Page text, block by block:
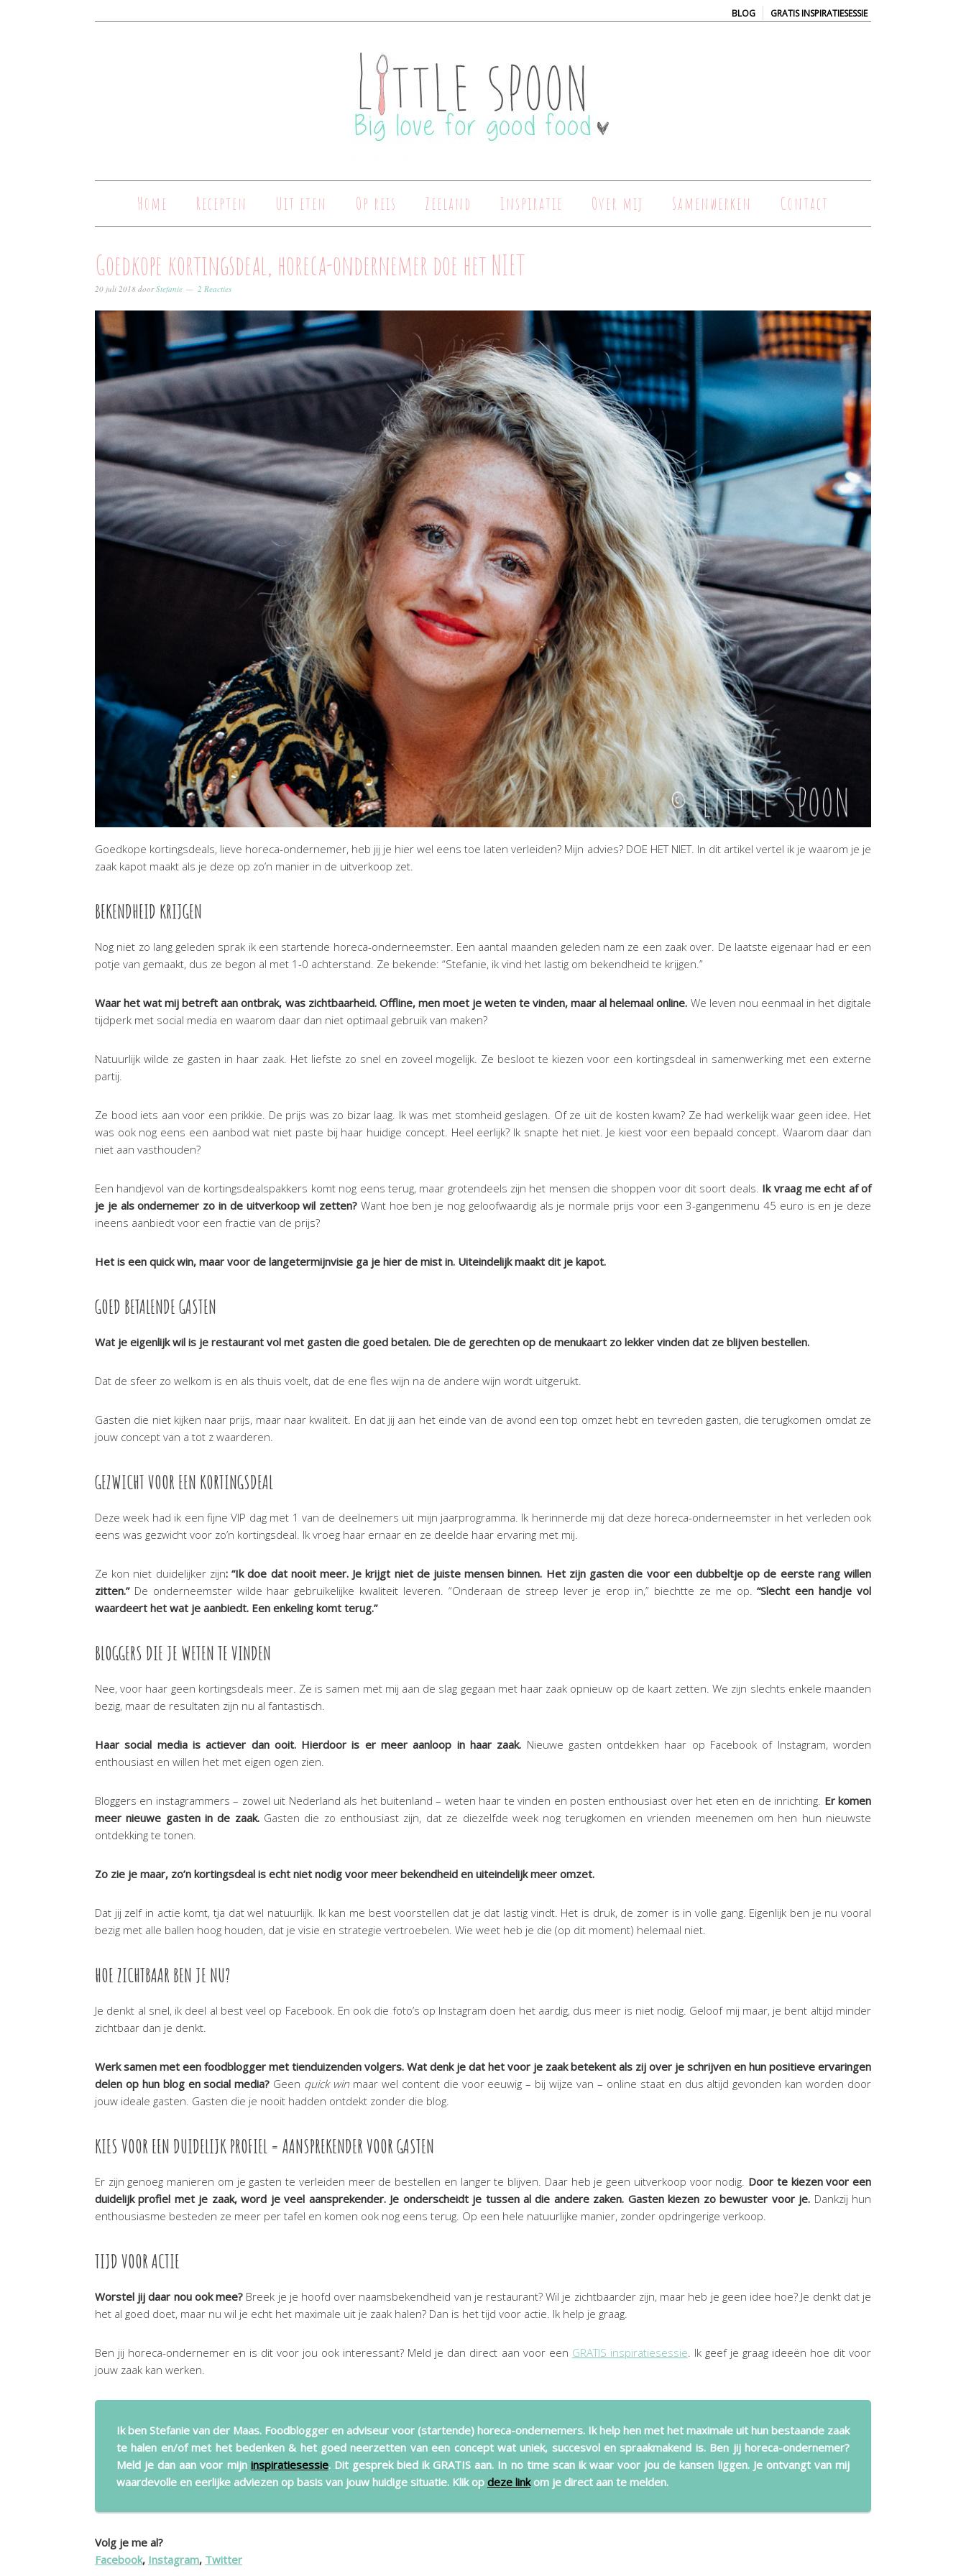
BLOG | GRATIS INSPIRATIESESSIE
Home Recepten Uit eten Op reis Zeeland Inspiratie Over mij Samenwerken Contact
Goedkope kortingsdeal, horeca-ondernemer doe het NIET
20 juli 2018 doorStefanie 2 Reacties
Goedkope kortingsdeals, lieve horeca-ondernemer, heb jij je hier wel eens toe laten verleiden? Mijn advies? DOE HET NIET. In dit artikel vertel ik je waarom je je
zaak kapot maakt als je deze op zo’n manier in de uitverkoop zet.
BEKENDHEID KRIJGEN
Nog niet zo lang geleden sprak ik een startende horeca-onderneemster. Een aantal maanden geleden nam ze een zaak over. De laatste eigenaar had er een
potje van gemaakt, dus ze begon al met 1-0 achterstand. Ze bekende: “Stefanie, ik vind het lastig om bekendheid te krijgen.”
Waar het wat mij betreft aan ontbrak, was zichtbaarheid. Offline, men moet je weten te vinden, maar al helemaal online. We leven nou eenmaal in het digitale
tijdperk met social media en waarom daar dan niet optimaal gebruik van maken?
Natuurlijk wilde ze gasten in haar zaak. Het liefste zo snel en zoveel mogelijk. Ze besloot te kiezen voor een kortingsdeal in samenwerking met een externe
partij.
Ze bood iets aan voor een prikkie. De prijs was zo bizar laag. Ik was met stomheid geslagen. Of ze uit de kosten kwam? Ze had werkelijk waar geen idee. Het
was ook nog eens een aanbod wat niet paste bij haar huidige concept. Heel eerlijk? Ik snapte het niet. Je kiest voor een bepaald concept. Waarom daar dan
niet aan vasthouden?
Een handjevol van de kortingsdealspakkers komt nog eens terug, maar grotendeels zijn het mensen die shoppen voor dit soort deals. Ik vraag me echt af of
je je als ondernemer zo in de uitverkoop wil zetten? Want hoe ben je nog geloofwaardig als je normale prijs voor een 3-gangenmenu 45 euro is en je deze
ineens aanbiedt voor een fractie van de prijs?
Het is een quick win, maar voor de langetermijnvisie ga je hier de mist in. Uiteindelijk maakt dit je kapot.
GOED BETALENDE GASTEN
Wat je eigenlijk wil is je restaurant vol met gasten die goed betalen. Die de gerechten op de menukaart zo lekker vinden dat ze blijven bestellen.
Dat de sfeer zo welkom is en als thuis voelt, dat de ene fles wijn na de andere wijn wordt uitgerukt.
Gasten die niet kijken naar prijs, maar naar kwaliteit. En dat jij aan het einde van de avond een top omzet hebt en tevreden gasten, die terugkomen omdat ze
jouw concept van a tot z waarderen.
GEZWICHT VOOR EEN KORTINGSDEAL
Deze week had ik een fijne VIP dag met 1 van de deelnemers uit mijn jaarprogramma. Ik herinnerde mij dat deze horeca-onderneemster in het verleden ook
eens was gezwicht voor zo’n kortingsdeal. Ik vroeg haar ernaar en ze deelde haar ervaring met mij.
Ze kon niet duidelijker zijn: “Ik doe dat nooit meer. Je krijgt niet de juiste mensen binnen. Het zijn gasten die voor een dubbeltje op de eerste rang willen
zitten.”De onderneemster wilde haar gebruikelijke kwaliteit leveren. “Onderaan de streep lever je erop in,” biechtte ze me op. “Slecht een handje vol
waardeert het wat je aanbiedt. Een enkeling komt terug.”
BLOGGERS DIE JE WETEN TE VINDEN
Nee, voor haar geen kortingsdeals meer. Ze is samen met mij aan de slag gegaan met haar zaak opnieuw op de kaart zetten. We zijn slechts enkele maanden
bezig, maar de resultaten zijn nu al fantastisch.
Haar social media is actiever dan ooit. Hierdoor is er meer aanloop in haar zaak. Nieuwe gasten ontdekken haar op Facebook of Instagram, worden
enthousiast en willen het met eigen ogen zien.
Bloggers en instagrammers – zowel uit Nederland als het buitenland – weten haar te vinden en posten enthousiast over het eten en de inrichting. Er komen
meer nieuwe gasten in de zaak. Gasten die zo enthousiast zijn, dat ze diezelfde week nog terugkomen en vrienden meenemen om hen hun nieuwste
ontdekking te tonen.
Zo zie je maar, zo’n kortingsdeal is echt niet nodig voor meer bekendheid en uiteindelijk meer omzet.
Dat jij zelf in actie komt, tja dat wel natuurlijk. Ik kan me best voorstellen dat je dat lastig vindt. Het is druk, de zomer is in volle gang. Eigenlijk ben je nu vooral
bezig met alle ballen hoog houden, dat je visie en strategie vertroebelen. Wie weet heb je die (op dit moment) helemaal niet.
HOE ZICHTBAAR BEN JE NU?
Je denkt al snel, ik deel al best veel op Facebook. En ook die foto’s op Instagram doen het aardig, dus meer is niet nodig. Geloof mij maar, je bent altijd minder
zichtbaar dan je denkt.
Werk samen met een foodblogger met tienduizenden volgers. Wat denk je dat het voor je zaak betekent als zij over je schrijven en hun positieve ervaringen
delen op hun blog en social media? Geen quick win maar wel content die voor eeuwig – bij wijze van – online staat en dus altijd gevonden kan worden door
jouw ideale gasten. Gasten die je nooit hadden ontdekt zonder die blog.
KIES VOOR EEN DUIDELIJK PROFIEL = AANSPREKENDER VOOR GASTEN
Er zijn genoeg manieren om je gasten te verleiden meer de bestellen en langer te blijven. Daar heb je geen uitverkoop voor nodig. Door te kiezen voor een
duidelijk profiel met je zaak, word je veel aansprekender. Je onderscheidt je tussen al die andere zaken. Gasten kiezen zo bewuster voor je. Dankzij hun
enthousiasme besteden ze meer per tafel en komen ook nog eens terug. Op een hele natuurlijke manier, zonder opdringerige verkoop.
TIJD VOOR ACTIE
Worstel jij daar nou ook mee? Breek je je hoofd over naamsbekendheid van je restaurant? Wil je zichtbaarder zijn, maar heb je geen idee hoe? Je denkt dat je
het al goed doet, maar nu wil je echt het maximale uit je zaak halen? Dan is het tijd voor actie. Ik help je graag.
Ben jij horeca-ondernemer en is dit voor jou ook interessant? Meld je dan direct aan voor een GRATIS inspiratiesessie . Ik geef je graag ideeën hoe dit voor
jouw zaak kan werken.
Ik ben Stefanie van der Maas. Foodblogger en adviseur voor (startende) horeca-ondernemers. Ik help hen met het maximale uit hun bestaande zaak
te halen en/of met het bedenken & het goed neerzetten van een concept wat uniek, succesvol en spraakmakend is. Ben jij horeca-ondernemer?
Meld je dan aan voor mijn inspiratiesessie. Dit gesprek bied ik GRATIS aan. In no time scan ik waar voor jou de kansen liggen. Je ontvangt van mij
waardevolle en eerlijke adviezen op basis van jouw huidige situatie. Klik op deze linkom je direct aan te melden.
Volg je me al?
Facebook, Instagram, Twitter